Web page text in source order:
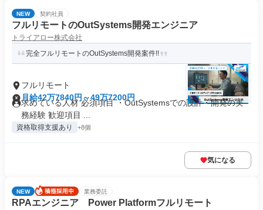
NEW 契約社員
フルリモートのOutSystems開発エンジニア
トライアロー株式会社
完全フルリモートのOutSystems開発案件!!
フルリモート
月給42万7840円～49万7200円
求めている人材 必須項目 ・OutSystemsでの設計・開発の実
務経験 歓迎項目 ...
資格取得支援あり +8個
気になる
NEW 業務委託
RPAエンジニア Power Platformフルリモート